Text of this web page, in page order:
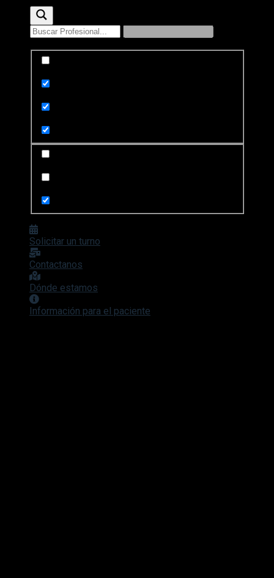
Solicitar un turno
Contactanos
Dónde estamos
Información para el paciente